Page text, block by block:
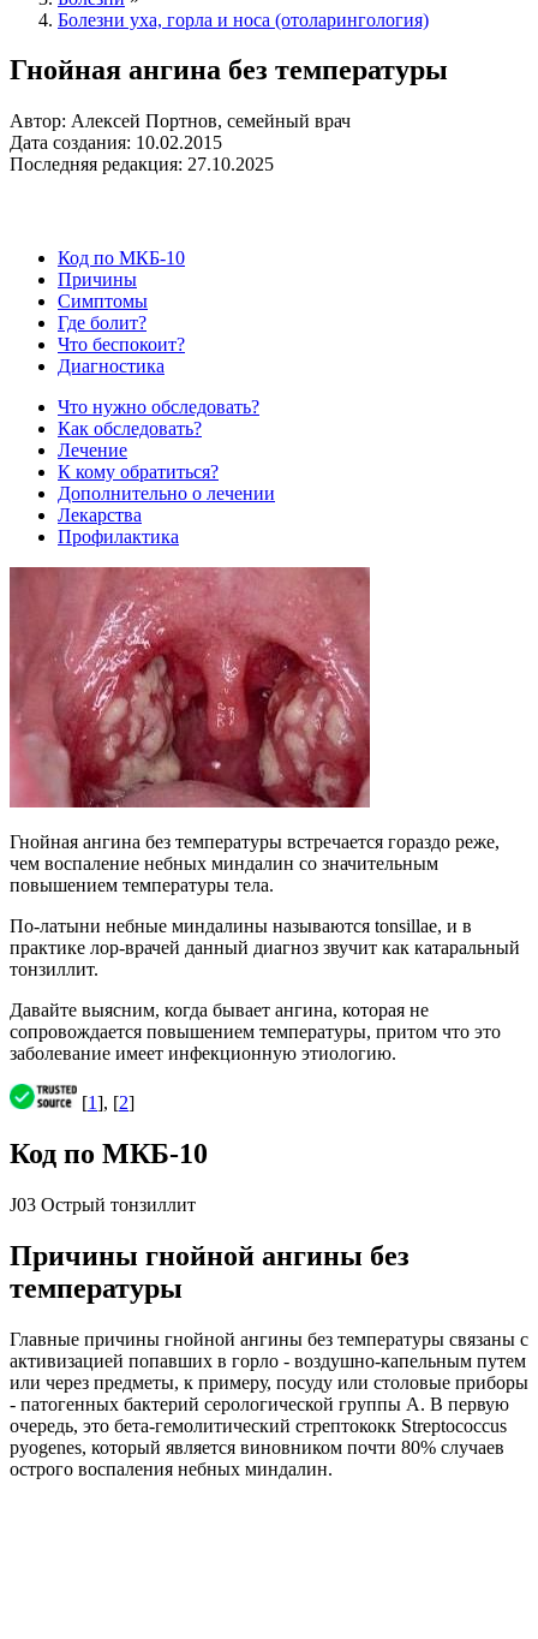
Болезни уха, горла и носа (отоларингология)
Гнойная ангина без температуры
Автор: Алексей Портнов, семейный врач
Дата создания: 10.02.2015
Последняя редакция: 27.10.2025
Код по МКБ-10
Причины
Симптомы
Где болит?
Что беспокоит?
Диагностика
Что нужно обследовать?
Как обследовать?
Лечение
К кому обратиться?
Дополнительно о лечении
Лекарства
Профилактика
Гнойная ангина без температуры встречается гораздо реже,
чем воспаление небных миндалин со значительным
повышением температуры тела.
По-латыни небные миндалины называются tonsillae, и в
практике лор-врачей данный диагноз звучит как катаральный
тонзиллит.
Давайте выясним, когда бывает ангина, которая не
сопровождается повышением температуры, притом что это
заболевание имеет инфекционную этиологию.
[1], [2]
Код по МКБ-10
J03 Острый тонзиллит
Причины гнойной ангины без
температуры
Главные причины гнойной ангины без температуры связаны с
активизацией попавших в горло - воздушно-капельным путем
или через предметы, к примеру, посуду или столовые приборы
- патогенных бактерий серологической группы А. В первую
очередь, это бета-гемолитический стрептококк Streptococcus
pyogenes, который является виновником почти 80% случаев
острого воспаления небных миндалин.